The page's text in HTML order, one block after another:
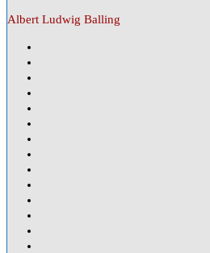
Albert Ludwig Balling